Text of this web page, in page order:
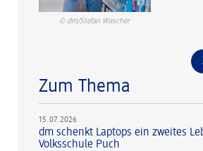
© dm/Stefan Wascher
Zum Thema
15.07.2026
dm schenkt Laptops ein zweites
Volksschule Puch